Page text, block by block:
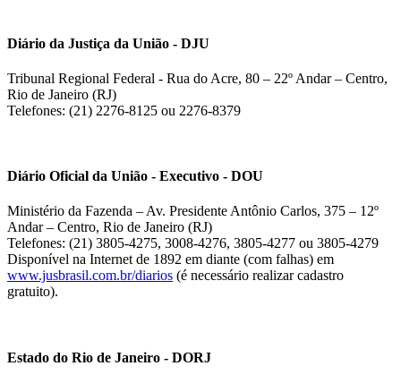
Diário da Justiça da União - DJU
Tribunal Regional Federal - Rua do Acre, 80 – 22º Andar – Centro,
Rio de Janeiro (RJ)
Telefones: (21) 2276-8125 ou 2276-8379
Diário Oficial da União - Executivo - DOU
Ministério da Fazenda – Av. Presidente Antônio Carlos, 375 – 12º
Andar – Centro, Rio de Janeiro (RJ)
Telefones: (21) 3805-4275, 3008-4276, 3805-4277 ou 3805-4279
Disponível na Internet de 1892 em diante (com falhas) em
www.jusbrasil.com.br/diarios (é necessário realizar cadastro
gratuito).
Estado do Rio de Janeiro - DORJ